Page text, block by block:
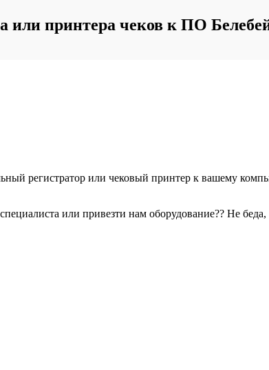
или принтера чеков к ПО
регистратор или чековый принтер к вашему
или привезти нам оборудование?? Не